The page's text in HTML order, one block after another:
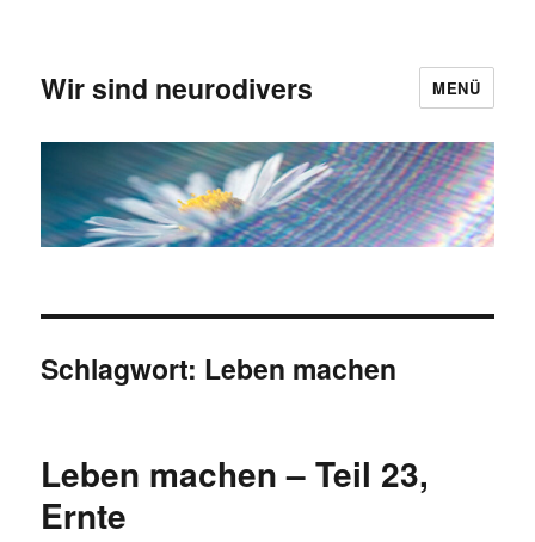
Wir sind neurodivers MENÜ
Schlagwort: Leben machen
Leben machen – Teil 23,
Ernte